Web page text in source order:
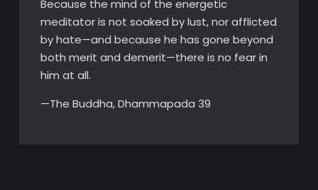
Because the mind of the energetic
meditator is not soaked by lust, nor afflicted
by hate—and because he has gone beyond
both merit and demerit—there is no fear in
him at all.
—The Buddha, Dhammapada 39